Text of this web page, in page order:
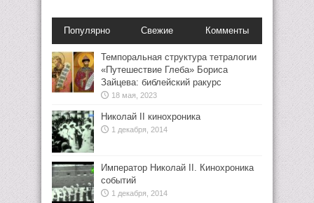
Популярно Свежие Комменты
Темпоральная структура тетралогии
«Путешествие Глеба» Бориса
Зайцева: библейский ракурс
18 мая, 2023
Николай II кинохроника
1 декабря, 2014
Император Николай II. Кинохроника
событий
1 декабря, 2014